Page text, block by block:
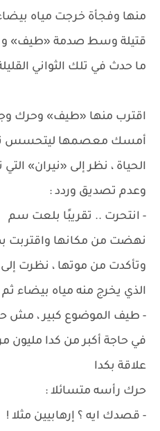
منها وفجأة خرجت مياه
قتيلة وسط صدمة «طيف» و
ما حدث في تلك الثواني
اقترب منها «طيف» وحرك
أمسك معصمها ليتحسس
الحياة ، نظر إلى «نيران»
وعدم تصديق وردد :
- انتحرت .. تقريبًا بلعت سم
نهضت من مكانها واقتربت
وتأكدت من موتها ، نظرت
الذي يخرج منه مياه بيضاء
- طيف الموضوع كبير ، مش
في حاجة أكبر من كدا مليون
علاقة بكدا
حرك رأسه متسائلا :
- قصدك ايه ؟ إرهابيين مثلا !